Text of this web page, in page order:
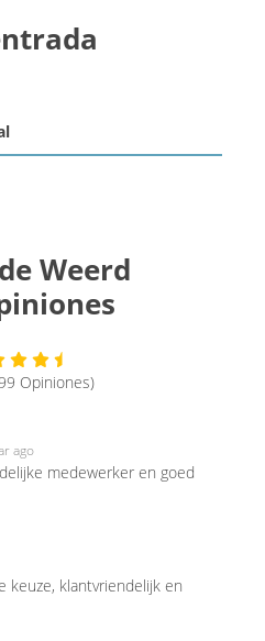
Weerd
Opiniones)
ago
medewerker en goed
keuze, klantvriendelijk en